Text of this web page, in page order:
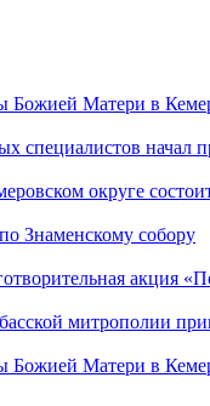
Божией Матери в
специалистов
округе
Знаменскому собору
акция
митрополии
Божией Матери в